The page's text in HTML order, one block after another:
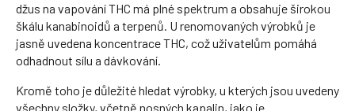
džus na vapování THC má plné spektrum a obsahuje širokou
škálu kanabinoidů a terpenů. U renomovaných výrobků je
jasně uvedena koncentrace THC, což uživatelům pomáhá
odhadnout sílu a dávkování.
Kromě toho je důležité hledat výrobky, u kterých jsou uvedeny
všechny složky, včetně nosných kapalin, jako je